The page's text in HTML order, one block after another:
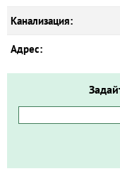
Канализация:
Адрес: